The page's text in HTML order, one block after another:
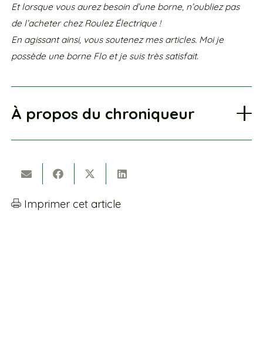
Et lorsque vous aurez besoin d’une borne, n’oubliez pas
de l’acheter chez Roulez Électrique !
En agissant ainsi, vous soutenez mes articles. Moi je
possède une borne Flo et je suis très satisfait.
À propos du chroniqueur
Imprimer cet article